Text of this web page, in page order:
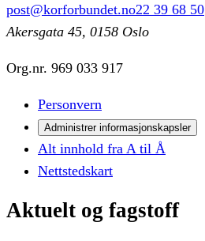
post@korforbundet.no22 39 68 50
Akersgata 45, 0158 Oslo
Org.nr. 969 033 917
Personvern
Administrer informasjonskapsler
Alt innhold fra A til Å
Nettstedskart
Aktuelt og fagstoff